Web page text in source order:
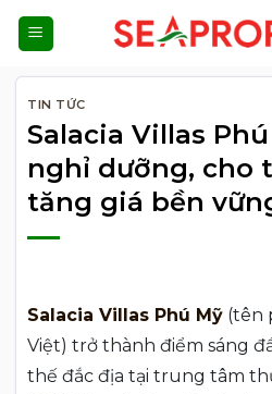
Bỏ
qua
nội
dungTIN TỨC
Salacia Villas Phú
nghỉ dưỡng, cho
tăng giá bền
Salacia Villas Phú Mỹ (tên
Việt) trở thành điểm sáng
thế đắc địa tại trung tâm